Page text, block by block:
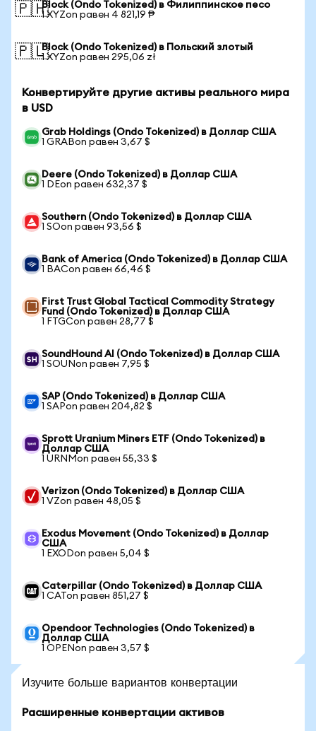
🇵🇭Block (Ondo Tokenized) в Филиппинское песо
1 XYZon равен 4 821,19 ₱
🇵🇱Block (Ondo Tokenized) в Польский злотый
1 XYZon равен 295,06 zł
Конвертируйте другие активы реального мира
в USD
Grab Holdings (Ondo Tokenized) в Доллар США
1 GRABon равен 3,67 $
Deere (Ondo Tokenized) в Доллар США
1 DEon равен 632,37 $
Southern (Ondo Tokenized) в Доллар США
1 SOon равен 93,56 $
Bank of America (Ondo Tokenized) в Доллар США
1 BACon равен 66,46 $
First Trust Global Tactical Commodity Strategy
Fund (Ondo Tokenized) в Доллар США
1 FTGCon равен 28,77 $
SoundHound AI (Ondo Tokenized) в Доллар США
1 SOUNon равен 7,95 $
SAP (Ondo Tokenized) в Доллар США
1 SAPon равен 204,82 $
Sprott Uranium Miners ETF (Ondo Tokenized) в
Доллар США
1 URNMon равен 55,33 $
Verizon (Ondo Tokenized) в Доллар США
1 VZon равен 48,05 $
Exodus Movement (Ondo Tokenized) в Доллар
США
1 EXODon равен 5,04 $
Caterpillar (Ondo Tokenized) в Доллар США
1 CATon равен 851,27 $
Opendoor Technologies (Ondo Tokenized) в
Доллар США
1 OPENon равен 3,57 $
Изучите больше вариантов конвертации
Расширенные конвертации активов